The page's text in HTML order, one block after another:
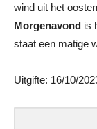
wind uit het
Morgenavond is
staat een matige
Uitgifte: 16/10/